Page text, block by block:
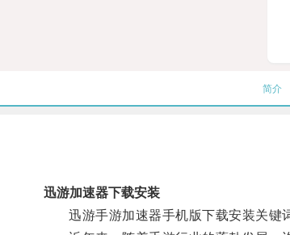
简介
迅游加速器下载安装
迅游手游加速器手机版下载安装关键词